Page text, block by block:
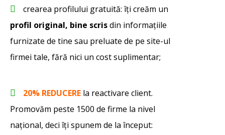
crearea profilului gratuită: îți creăm un
profil original, bine scrisdin informațiile
furnizate de tine sau preluate de pe site-ul
firmei tale, fără nici un cost suplimentar;
20% REDUCERE la reactivare client.
Promovăm peste 1500 de firme la nivel
național, deci îţi spunem de la început: